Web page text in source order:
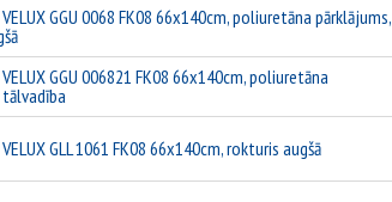
GGU 0068 FK08 66x140cm, poliuretāna pārklājums,
GGU 006821 FK08 66x140cm, poliuretāna
GLL 1061 FK08 66x140cm, rokturis augšā